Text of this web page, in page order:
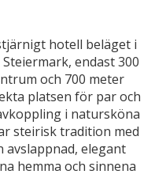
hotell beläget i
endast 300
och 700 meter
platsen för par och
i natursköna
steirisk tradition med
elegant
hemma och sinnena